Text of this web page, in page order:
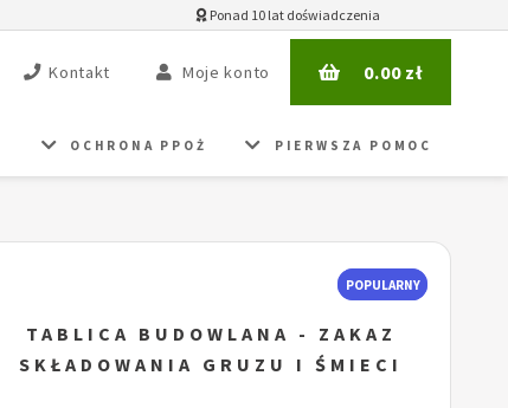
Ponad 10 lat doświadczenia
Kontakt Moje konto 0.00zł
OCHRONA PPOŻ PIERWSZA POMOC
POPULARNY
TABLICA BUDOWLANA - ZAKAZ
SKŁADOWANIA GRUZU I ŚMIECI